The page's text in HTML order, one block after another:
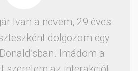
Ivan a nevem, 29 éves
dolgozom egy
Imádom a